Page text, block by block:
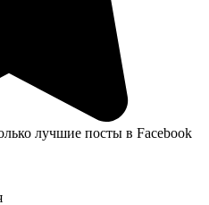
лучшие посты в Facebook